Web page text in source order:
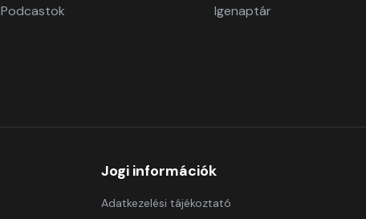
Podcastok
Igenaptár
Jogi információk
Adatkezelési tájékoztató